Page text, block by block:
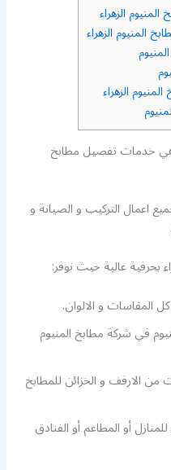
الزهراء
المنيوم الزهراء
الزهراء
خدمات تفصيل مطابخ
التركيب و الصيانة و
بحرفية عالية حيث نوفر:
المقاسات و الالوان.
في شركة مطابخ المنيوم
من الارفف و الخزائن للمطابخ
أو المطاعم أو الفنادق